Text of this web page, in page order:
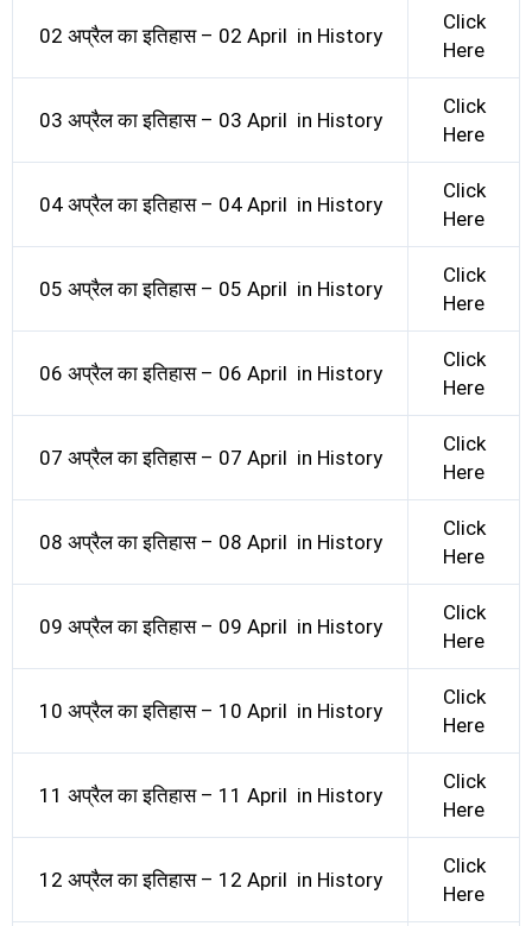
02 अप्रैल का इतिहास – 02 April in History
Click
Here
03 अप्रैल का इतिहास – 03 April in History
Click
Here
04 अप्रैल का इतिहास – 04 April in History
Click
Here
05 अप्रैल का इतिहास – 05 April in History
Click
Here
06 अप्रैल का इतिहास – 06 April in History
Click
Here
07 अप्रैल का इतिहास – 07 April in History
Click
Here
08 अप्रैल का इतिहास – 08 April in History
Click
Here
09 अप्रैल का इतिहास – 09 April in History
Click
Here
10 अप्रैल का इतिहास – 10 April in History
Click
Here
11 अप्रैल का इतिहास – 11 April in History
Click
Here
12 अप्रैल का इतिहास – 12 April in History
Click
Here